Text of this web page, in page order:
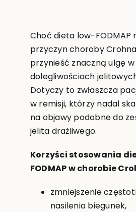
Choć dieta low-FODMAP
przyczyn choroby
przynieść znaczną ulgę w
dolegliwościach
Dotyczy to zwłaszcza
w remisji, którzy nadal
na objawy podobne do
jelita drażliwego.
Korzyści stosowania
FODMAP w chorobie
zmniejszenie
nasilenia biegunek,